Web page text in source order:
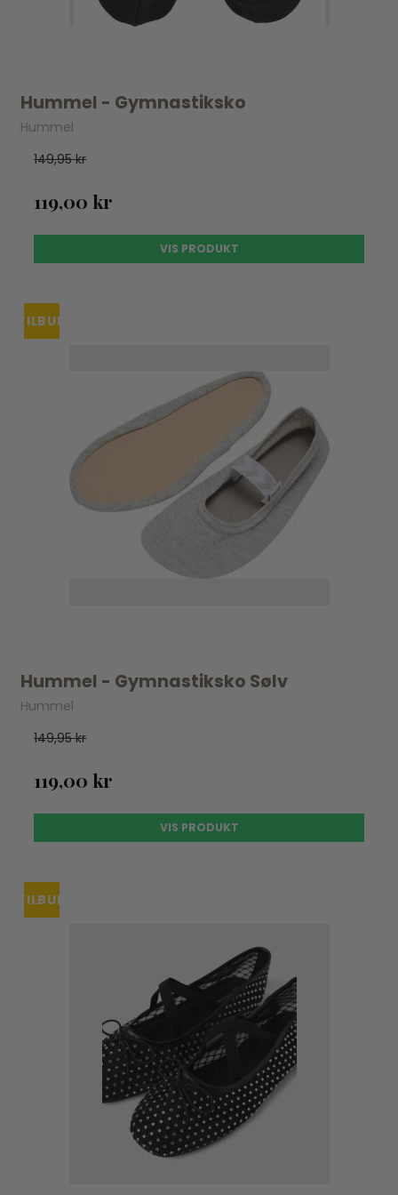
Hummel - Gymnastiksko
Hummel
149,95 kr
119,00 kr
VIS PRODUKT
TILBUD
Hummel - Gymnastiksko Sølv
Hummel
149,95 kr
119,00 kr
VIS PRODUKT
TILBUD